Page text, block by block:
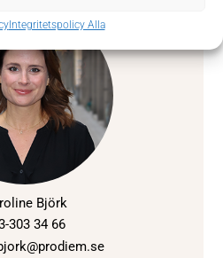
Integritetspolicy Alla
Björk
303 34 66